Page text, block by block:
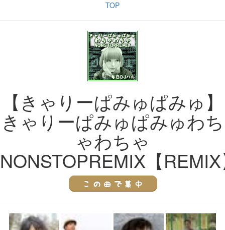
TOP
【きゃりーぱみゅぱみゅ】
きゃりーぱみゅぱみゅわち
ゃわちゃ
NONSTOPREMIX【